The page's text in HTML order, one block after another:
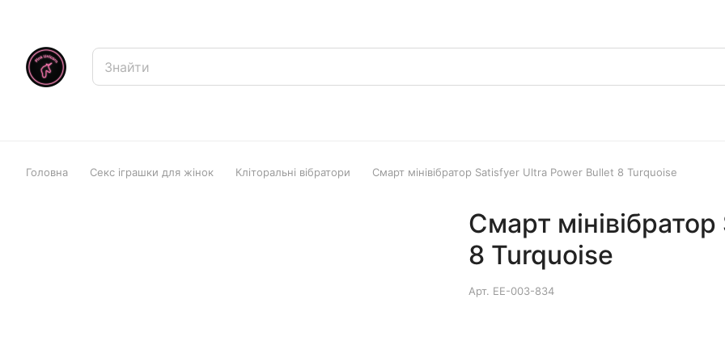
Головна Секс іграшки для жінок Кліторальні вібратори Смарт мінівібратор Satisfyer Ultra Power Bullet 8 Turquoise
Смарт
8 Turquoise
Арт. EE-003-834